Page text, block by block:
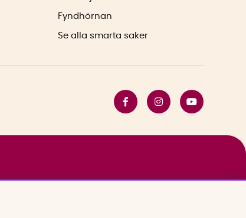
Fyndhörnan
Se alla smarta saker